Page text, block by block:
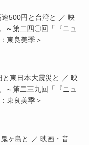
500円と台湾と ／ 映
～第二四〇回「『ニュ
東良美季＞
東日本大震災と ／ 映
～第二三九回「『ニュ
東良美季＞
ヶ島と ／ 映画・音